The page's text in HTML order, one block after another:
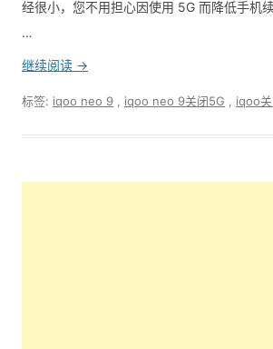
经很小，您不用担心因使用 5G 而降低手机
…
继续阅读 →
标签: iqoo neo 9 iqoo neo 9关闭5G iqoo